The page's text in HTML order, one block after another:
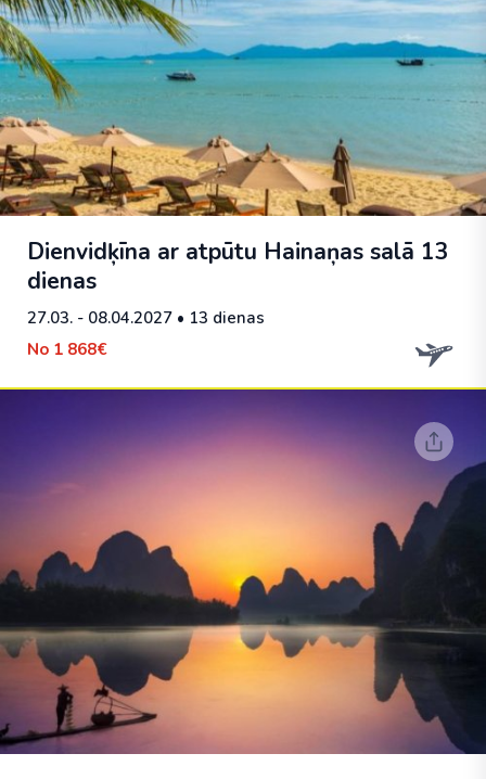
Dienvidķīna ar atpūtu Hainaņas salā 13
dienas
27.03. - 08.04.2027 • 13 dienas
No 1 868€